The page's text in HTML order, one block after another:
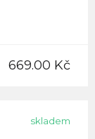
669.00 Kč
skladem